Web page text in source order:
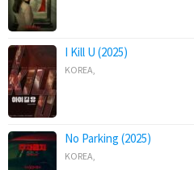
I Kill U (2025)
KOREA
No Parking (2025)
KOREA